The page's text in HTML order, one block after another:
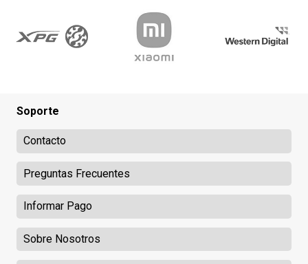
Soporte
Contacto
Preguntas Frecuentes
Informar Pago
Sobre Nosotros